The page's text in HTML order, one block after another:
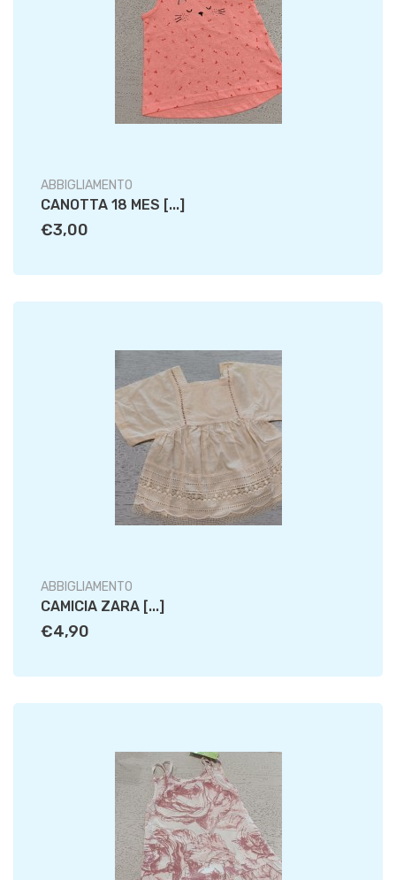
ABBIGLIAMENTO
CANOTTA 18 MES [...]
€3,00
ABBIGLIAMENTO
CAMICIA ZARA [...]
€4,90